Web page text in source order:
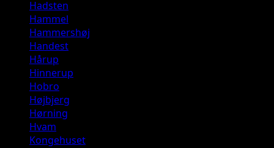
37
Handest
og
38
Purhus
Hadsten
Hammel
Hammershøj
Handest
Hårup
Hinnerup
Hobro
Højbjerg
Hørning
Hvam
Kongehuset